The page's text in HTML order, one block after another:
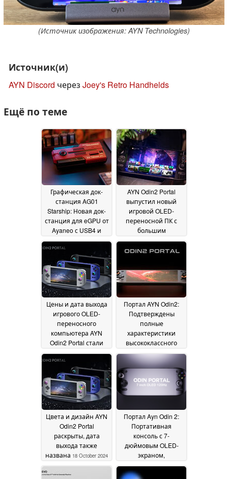
(Источник изображения: AYN Technologies)
Источник(и)
AYN Discord через Joey's Retro Handhelds
Ещё по теме
Графическая док-
станция AG01
Starship: Новая док-
станция для eGPU от
Ayaneo с USB4 и
OCuLink выпущена
по более низкой,
чем ожидалось, цене
24 October 2024
AYN Odin2 Portal
выпустил новый
игровой OLED-
переносной ПК с
большим
аккумулятором и
дисплеем 120 Гц по
2024
Цены и дата выхода
игрового OLED-
переносного
компьютера AYN
Odin2 Portal стали
официальными22
October 2024
Портал AYN Odin2:
Подтверждены
полные
характеристики
высококлассного
игрового
портативного
компьютера Android
незадолго до выхода
Цвета и дизайн AYN
Odin2 Portal
раскрыты, дата
выхода также
названа 18 October 2024
Портал Ayn Odin 2:
Портативная
консоль с 7-
дюймовым OLED-
экраном,
размещенная на
Indiegogo